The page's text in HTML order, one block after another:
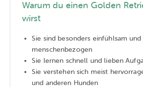
Warum du einen Golden
wirst
Sie sind besonders einfühlsam und
menschenbezogen
Sie lernen schnell und lieben
Sie verstehen sich meist
und anderen Hunden